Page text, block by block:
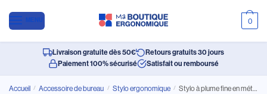
MENU 0
Livraison gratuite dès 50€
Retours gratuits 30 jours
Paiement 100% sécurisé
Satisfait ou remboursé
Accueil / Accessoire de bureau / Stylo ergonomique / Stylo à plume fine en métal de qualité